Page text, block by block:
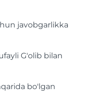
javobgarlikka
G'olib bilan
bo'lgan